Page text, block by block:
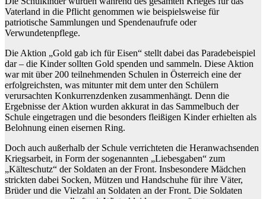
Vaterland in die Pflicht genommen wie beispielsweise für
patriotische Sammlungen und Spendenaufrufe oder
Verwundetenpflege.
Die Aktion „Gold gab ich für Eisen“ stellt dabei das Paradebeispiel
dar – die Kinder sollten Gold spenden und sammeln. Diese Aktion
war mit über 200 teilnehmenden Schulen in Österreich eine der
erfolgreichsten, was mitunter mit dem unter den Schülern
verursachten Konkurrenzdenken zusammenhängt. Denn die
Ergebnisse der Aktion wurden akkurat in das Sammelbuch der
Schule eingetragen und die besonders fleißigen Kinder erhielten als
Belohnung einen eisernen Ring.
Doch auch außerhalb der Schule verrichteten die Heranwachsenden
Kriegsarbeit, in Form der sogenannten „Liebesgaben“ zum
„Kälteschutz“ der Soldaten an der Front. Insbesondere Mädchen
strickten dabei Socken, Mützen und Handschuhe für ihre Väter,
Brüder und die Vielzahl an Soldaten an der Front. Die Soldaten